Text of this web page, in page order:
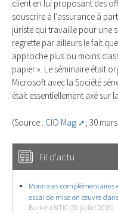
client en lui proposant des
souscrire à l’assurance à
juriste qui travaille pour une
regrette par ailleurs le fait
approche plus ou moins
papier ». Le séminaire était
Microsoft avec la Société
était essentiellement axé sur
(Source : CIO Mag , 30
Fil d'actu
Monnaies complémentaires
essai de mise en œuvre
Burkina NTIC (30 juillet 2026)